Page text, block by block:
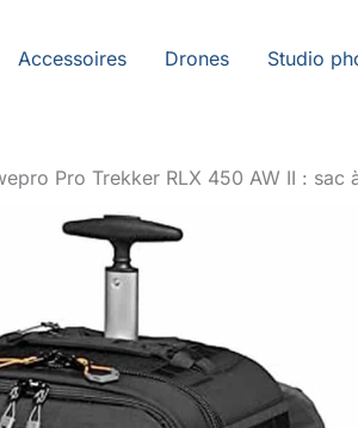
Accessoires Drones Studio
Pro Trekker RLX 450 AW II :